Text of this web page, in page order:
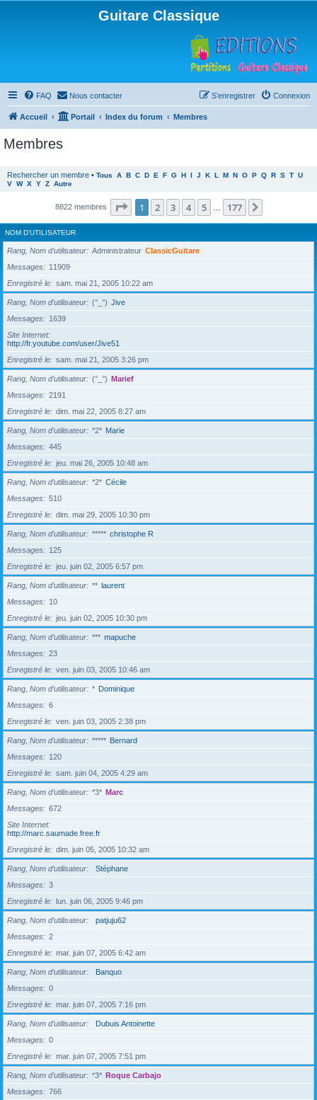
Guitare Classique
FAQ Nous contacter Connexion
S’enregistrer
Accueil Portail Index du forum Membres
Membres
Rechercher un membre • Tous A B C D E F G H I J K L M N O P Q R S T U
V W X Y Z Autre
8822 membres Page 1sur177
1 2 3 4 5 177
NOM D’UTILISATEUR
Rang, Nom d’utilisateur Administrateur ClassicGuitare
Messages
11909
Enregistré le
sam. mai 21, 2005 10:22 am
Rang, Nom d’utilisateur (°_°) Jive
Messages
1639
Site Internet
http://fr.youtube.com/user/Jive51
Enregistré le
sam. mai 21, 2005 3:26 pm
Rang, Nom d’utilisateur (°_°) Marief
Messages
2191
Enregistré le
dim. mai 22, 2005 8:27 am
Rang, Nom d’utilisateur *2* Marie
Messages
445
Enregistré le
jeu. mai 26, 2005 10:48 am
Rang, Nom d’utilisateur *2* Cécile
Messages
510
Enregistré le
dim. mai 29, 2005 10:30 pm
Rang, Nom d’utilisateur ***** christophe R
Messages
125
Enregistré le
jeu. juin 02, 2005 6:57 pm
Rang, Nom d’utilisateur ** laurent
Messages
10
Enregistré le
jeu. juin 02, 2005 10:30 pm
Rang, Nom d’utilisateur *** mapuche
Messages
23
Enregistré le
ven. juin 03, 2005 10:46 am
Rang, Nom d’utilisateur * Dominique
Messages
6
Enregistré le
ven. juin 03, 2005 2:38 pm
Rang, Nom d’utilisateur ***** Bernard
Messages
120
Enregistré le
sam. juin 04, 2005 4:29 am
Rang, Nom d’utilisateur *3* Marc
Messages
672
Site Internet
http://marc.saumade.free.fr
Enregistré le
dim. juin 05, 2005 10:32 am
Rang, Nom d’utilisateur
Stéphane
Messages
3
Enregistré le
lun. juin 06, 2005 9:46 pm
Rang, Nom d’utilisateur
patjuju62
Messages
2
Enregistré le
mar. juin 07, 2005 6:42 am
Rang, Nom d’utilisateur
Banquo
Messages
0
Enregistré le
mar. juin 07, 2005 7:16 pm
Rang, Nom d’utilisateur
Dubuis Antoinette
Messages
0
Enregistré le
mar. juin 07, 2005 7:51 pm
Rang, Nom d’utilisateur *3* Roque Carbajo
Messages
766